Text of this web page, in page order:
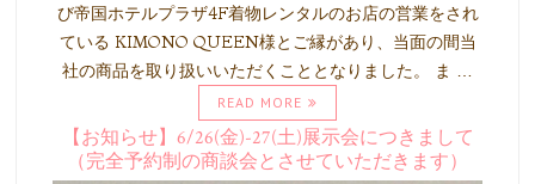
び帝国ホテルプラザ4F着物レンタルのお店の営業をされ
ている KIMONO QUEEN様とご縁があり、当面の間当
社の商品を取り扱いいただくこととなりました。 ま …
READ MORE
【お知らせ】6/26(金)-27(土)展示会につきまして
（完全予約制の商談会とさせていただきます）